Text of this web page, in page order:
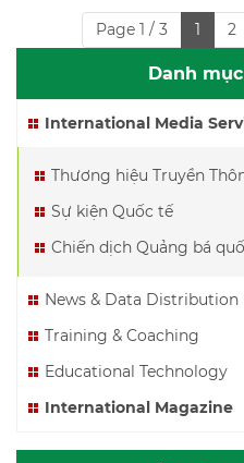
Page 1 / 3 1 2
Danh
International Media
Thương hiệu Truyền
Sự kiện Quốc tế
Chiến dịch Quảng bá
News & Data Distribution
Training & Coaching
Educational Technology
International Magazine